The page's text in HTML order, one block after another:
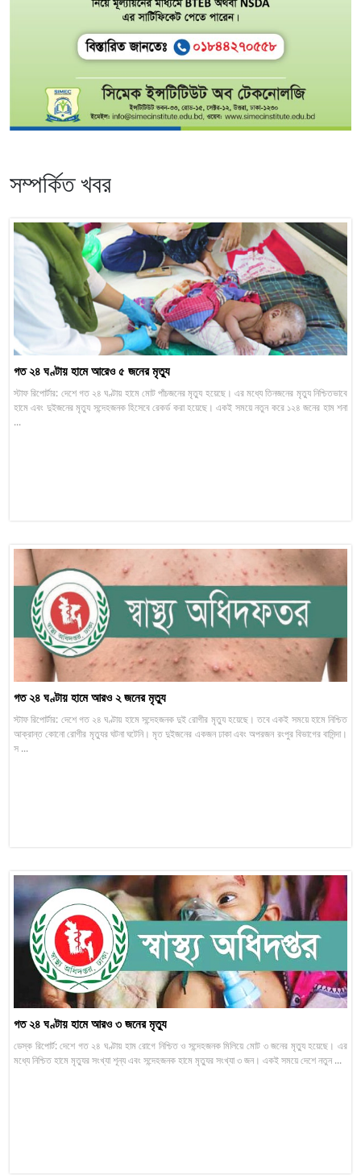
সম্পর্কিত খবর
গত ২৪ ঘণ্টায় হামে আরেও ৫ জনের মৃত্যু
স্টাফ রিপোর্টার: দেশে গত ২৪ ঘণ্টায় হামে মোট পাঁচজনের মৃত্যু হয়েছে। এর মধ্যে তিনজনের মৃত্যু নিশ্চিতভাবে
হামে এবং দুইজনের মৃত্যু সন্দেহজনক হিসেবে রেকর্ড করা হয়েছে। একই সময়ে নতুন করে ১২৪ জনের হাম শনা
...
গত ২৪ ঘণ্টায় হামে আরও ২ জনের মৃত্যু
স্টাফ রিপোর্টার: দেশে গত ২৪ ঘণ্টায় হামে সন্দেহজনক দুই রোগীর মৃত্যু হয়েছে। তবে একই সময়ে হামে নিশ্চিত
আক্রান্ত কোনো রোগীর মৃত্যুর ঘটনা ঘটেনি। মৃত দুইজনের একজন ঢাকা এবং অপরজন রংপুর বিভাগের বাসিন্দা।
স ...
গত ২৪ ঘণ্টায় হামে আরও ৩ জনের মৃত্যু
ডেস্ক রিপোর্ট: দেশে গত ২৪ ঘণ্টায় হাম রোগে নিশ্চিত ও সন্দেহজনক মিলিয়ে মোট ৩ জনের মৃত্যু হয়েছে। এর
মধ্যে নিশ্চিত হামে মৃত্যুর সংখ্যা শূন্য এবং সন্দেহজনক হামে মৃত্যুর সংখ্যা ৩ জন। একই সময়ে দেশে নতুন ...